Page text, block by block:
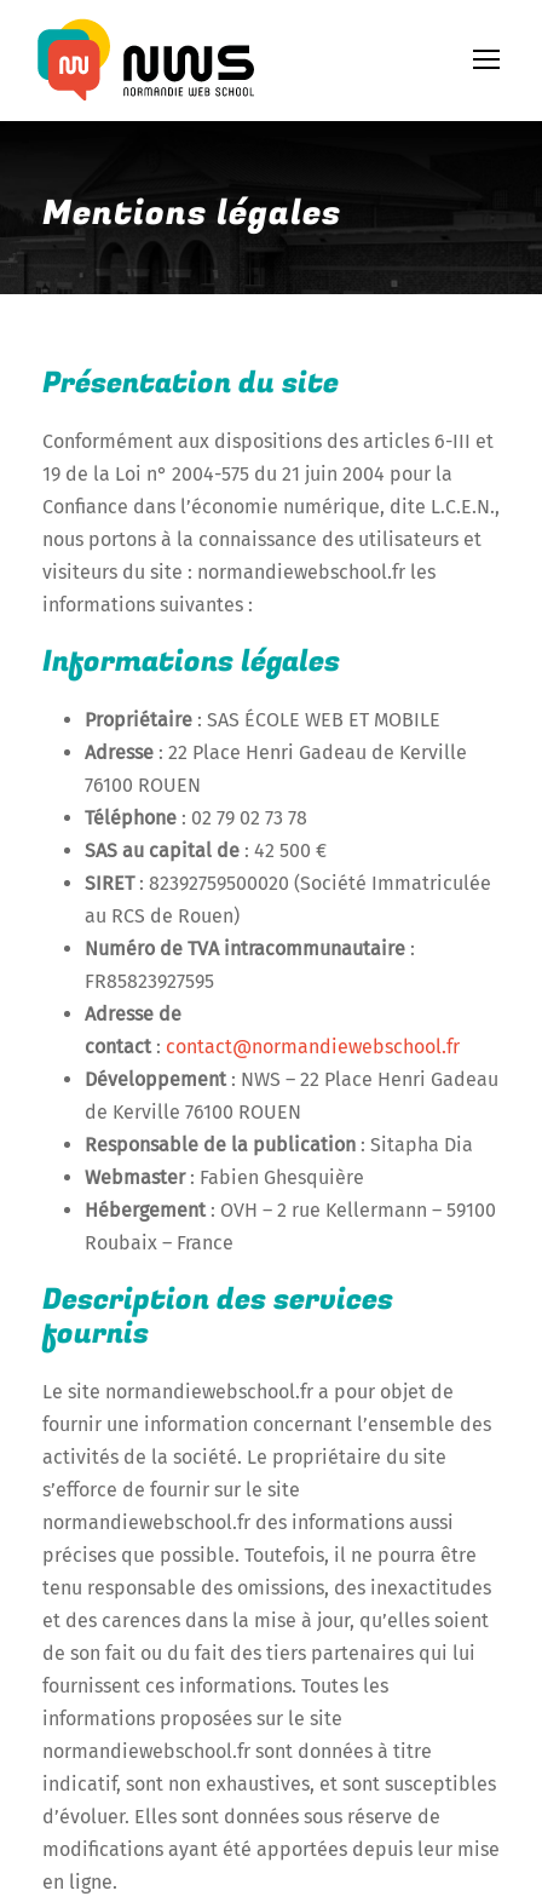
Mentions légales
Présentation du site
Conformément aux dispositions des articles 6-III et
19 de la Loi n° 2004-575 du 21 juin 2004 pour la
Confiance dans l’économie numérique, dite L.C.E.N.,
nous portons à la connaissance des utilisateurs et
visiteurs du site : normandiewebschool.fr les
informations suivantes :
Informations légales
Propriétaire : SAS ÉCOLE WEB ET MOBILE
Adresse : 22 Place Henri Gadeau de Kerville
76100 ROUEN
Téléphone : 02 79 02 73 78
SAS au capital de : 42 500 €
SIRET: 82392759500020 (Société Immatriculée
au RCS de Rouen)
Numéro de TVA intracommunautaire :
FR85823927595
Adresse de
contact: contact@normandiewebschool.fr
Développement: NWS – 22 Place Henri Gadeau
de Kerville 76100 ROUEN
Responsable de la publication : Sitapha Dia
Webmaster: Fabien Ghesquière
Hébergement: OVH – 2 rue Kellermann – 59100
Roubaix – France
Description des services
fournis
Le site normandiewebschool.fr a pour objet de
fournir une information concernant l’ensemble des
activités de la société. Le propriétaire du site
s’efforce de fournir sur le site
normandiewebschool.fr des informations aussi
précises que possible. Toutefois, il ne pourra être
tenu responsable des omissions, des inexactitudes
et des carences dans la mise à jour, qu’elles soient
de son fait ou du fait des tiers partenaires qui lui
fournissent ces informations. Toutes les
informations proposées sur le site
normandiewebschool.fr sont données à titre
indicatif, sont non exhaustives, et sont susceptibles
d’évoluer. Elles sont données sous réserve de
modifications ayant été apportées depuis leur mise
en ligne.